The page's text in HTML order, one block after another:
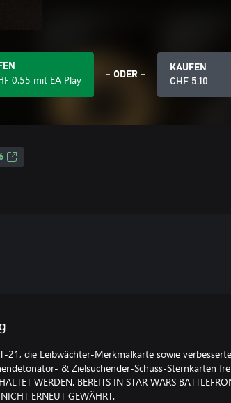
0.55 mit EA Play – ODER –
KAUFEN
CHF 5.10
21, die Leibwächter-Merkmalkarte sowie
& Zielsuchender-Schuss-Sternkarten
WERDEN. BEREITS IN STAR WARS
ERNEUT GEWÄHRT.